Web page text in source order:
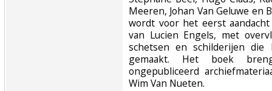
Meeren, Johan Van Geluwe en
wordt voor het eerst
van Lucien Engels, met
schetsen en schilderijen
gemaakt. Het boek
ongepubliceerd
Wim Van Nueten.‎